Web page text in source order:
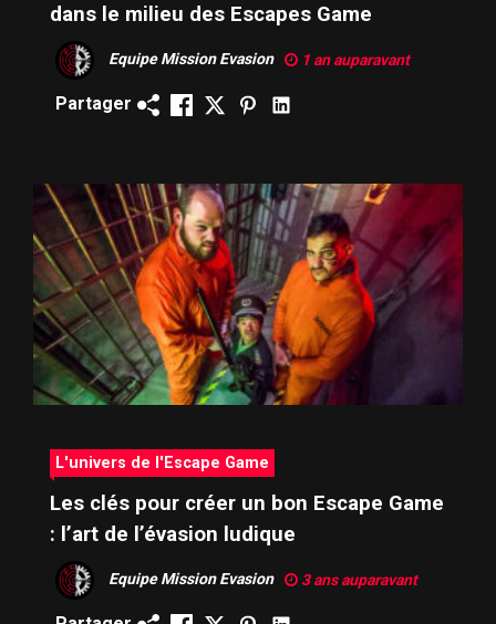
dans le milieu des Escapes Game
Equipe Mission Evasion 1 an auparavant
Partager
L'univers de l'Escape Game
Les clés pour créer un bon Escape Game
: l’art de l’évasion ludique
Equipe Mission Evasion 3 ans auparavant